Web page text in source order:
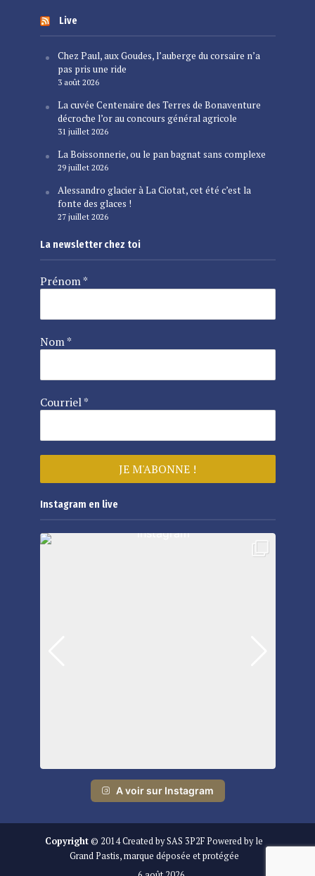
Live
Chez Paul, aux Goudes, l’auberge du corsaire n’a
pas pris une ride
3 août 2026
La cuvée Centenaire des Terres de Bonaventure
décroche l’or au concours général agricole
31 juillet 2026
La Boissonnerie, ou le pan bagnat sans complexe
29 juillet 2026
Alessandro glacier à La Ciotat, cet été c’est la
fonte des glaces !
27 juillet 2026
La newsletter chez toi
Prénom*
Nom*
Courriel*
Instagram en live
A voir sur Instagram
Copyright© 2014 Created by SAS 3P2F Powered by le
Grand Pastis, marque déposée et protégée